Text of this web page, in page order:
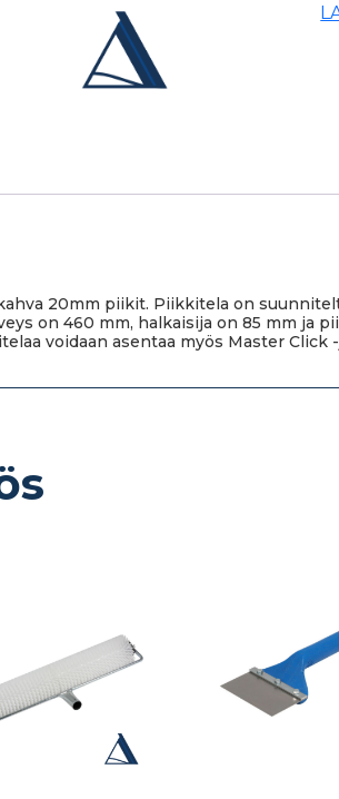
20mm piikit. Piikkitela on
on 460 mm, halkaisija on 85 mm
voidaan asentaa myös Master